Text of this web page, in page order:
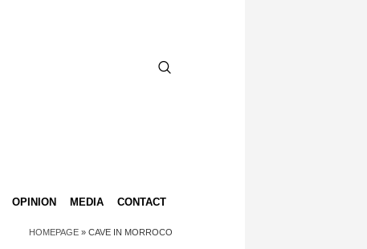
OPINION MEDIA CONTACT
HOMEPAGE » CAVE IN MORROCO